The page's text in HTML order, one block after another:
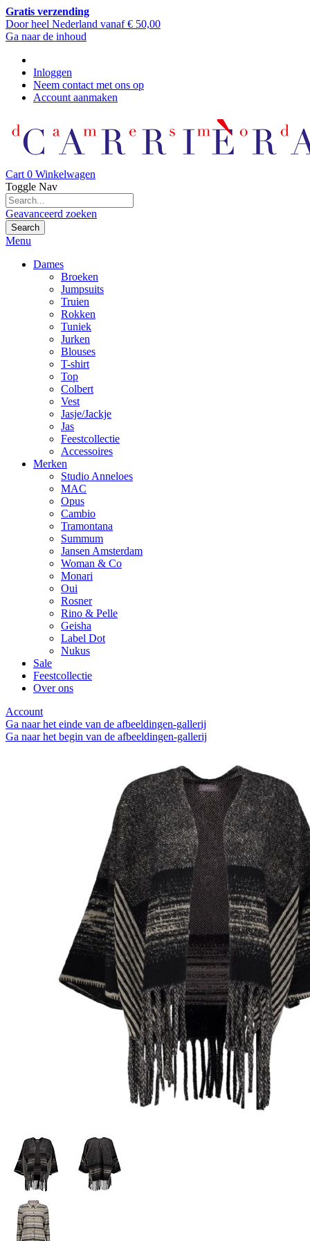
Gratis verzending
Door heel Nederland vanaf € 50,00
Ga naar de inhoud
Inloggen
Neem contact met ons op
Account aanmaken
Cart 0 Winkelwagen
Toggle Nav
Geavanceerd zoeken
Search
Menu
Dames
Broeken
Jumpsuits
Truien
Rokken
Tuniek
Jurken
Blouses
T-shirt
Top
Colbert
Vest
Jasje/Jackje
Jas
Feestcollectie
Accessoires
Merken
Studio Anneloes
MAC
Opus
Cambio
Tramontana
Summum
Jansen Amsterdam
Woman & Co
Monari
Oui
Rosner
Rino & Pelle
Geisha
Label Dot
Nukus
Sale
Feestcollectie
Over ons
Account
Ga naar het einde van de afbeeldingen-gallerij
Ga naar het begin van de afbeeldingen-gallerij